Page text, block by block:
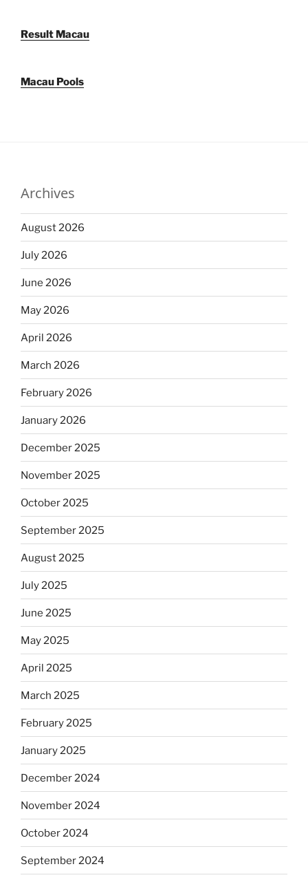
Result Macau
Macau Pools
Archives
August 2026
July 2026
June 2026
May 2026
April 2026
March 2026
February 2026
January 2026
December 2025
November 2025
October 2025
September 2025
August 2025
July 2025
June 2025
May 2025
April 2025
March 2025
February 2025
January 2025
December 2024
November 2024
October 2024
September 2024